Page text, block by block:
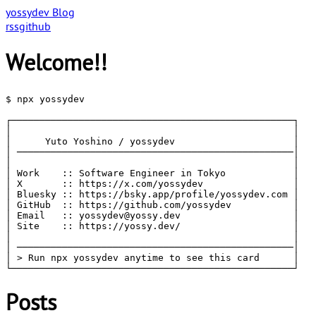
yossydev Blog
rssgithub
Welcome!!
$ npx yossydev
┌──────────────────────────────────────────────────┐
│      Yuto Yoshino / yossydev                     │
│ ─────────────────────────────────────────────────│
│ Work    :: Software Engineer in Tokyo            │
│ X       :: https://x.com/yossydev                │
│ Bluesky :: https://bsky.app/profile/yossydev.com │
│ GitHub  :: https://github.com/yossydev           │
│ Email   :: yossydev@yossy.dev                    │
│ Site    :: https://yossy.dev/                    │
│ ─────────────────────────────────────────────────│
│ > Run npx yossydev anytime to see this card      │
└──────────────────────────────────────────────────┘
Posts